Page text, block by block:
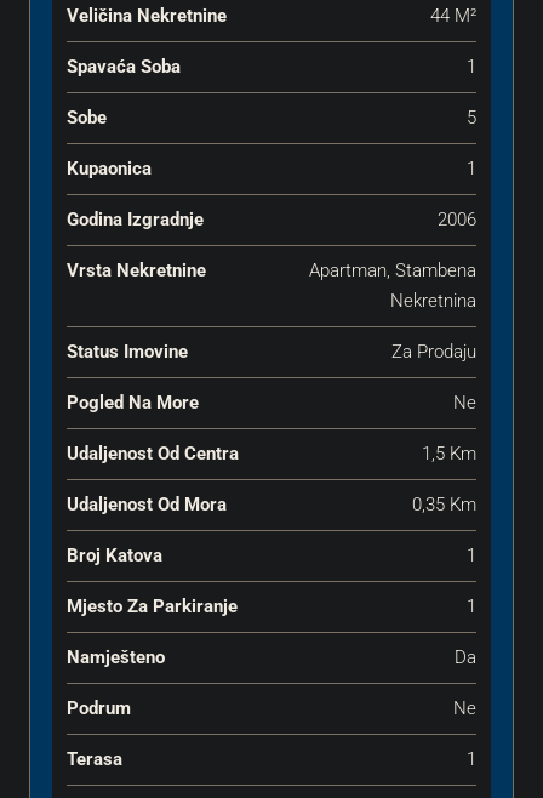
Veličina Nekretnine 44 M²
Spavaća Soba 1
Sobe 5
Kupaonica 1
Godina Izgradnje 2006
Vrsta Nekretnine
Apartman, Stambena
Nekretnina
Status Imovine Za Prodaju
Pogled Na More Ne
Udaljenost Od Centra 1,5 Km
Udaljenost Od Mora 0,35 Km
Broj Katova 1
Mjesto Za Parkiranje 1
Namješteno Da
Podrum Ne
Terasa 1